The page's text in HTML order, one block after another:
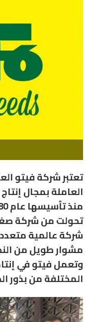
تعتبر شركة فيتو
العاملة بمجال
تحولت من شركة
شركة عالمية
مشوار طويل من
وتعمل فيتو في
المختلفة من بذور